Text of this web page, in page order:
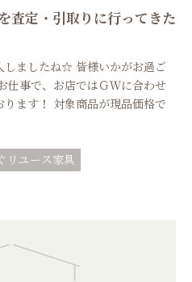
査定・引取りに行ってきた
しましたね☆ 皆様いかがお過ご
仕事で、お店ではＧＷに合わせ
ます！ 対象商品が現品価格で
リユース家具